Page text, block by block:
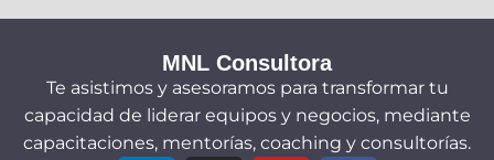
MNL Consultora
Te asistimos y asesoramos para transformar tu
capacidad de liderar equipos y negocios, mediante
capacitaciones, mentorías, coaching y consultorías.